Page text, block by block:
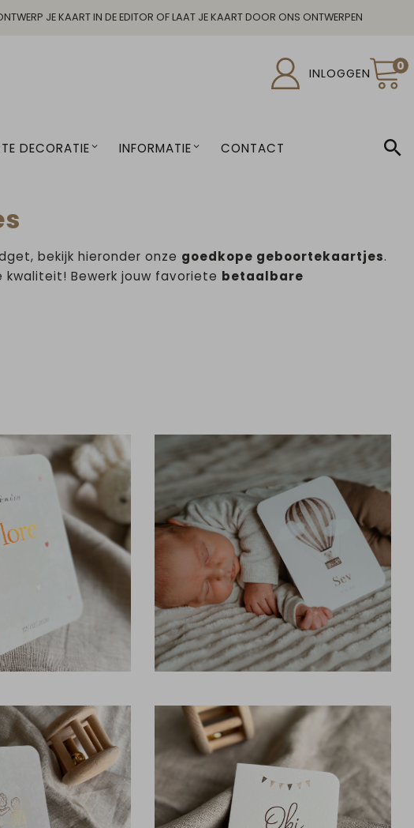
JE KAART IN DE EDITOR OF LAAT JE KAART DOOR ONS ONTWERPEN
INLOGGEN 0
DECORATIE INFORMATIE CONTACT
bekijk hieronder onze goedkope geboortekaartjes.
Bewerk jouw favoriete betaalbare